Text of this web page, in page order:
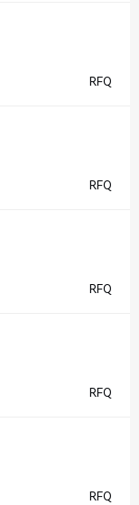
RFQ
RFQ
RFQ
RFQ
RFQ